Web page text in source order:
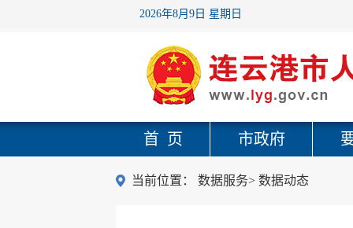
2026年8月9日 星期日
首 页 市政府
当前位置： 数据服务> 数据动态